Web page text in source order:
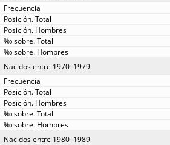
Nacidos entre 1970–1979
Nacidos entre 1980–1989